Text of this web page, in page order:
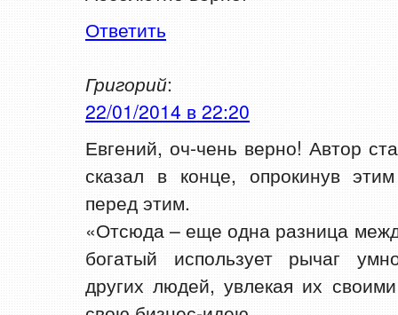
Ответить
Григорий:
22/01/2014 в 22:20
Евгений, оч-чень верно! Автор
сказал в конце, опрокинув
перед этим.
«Отсюда – еще одна разница
богатый использует рычаг
других людей, увлекая их